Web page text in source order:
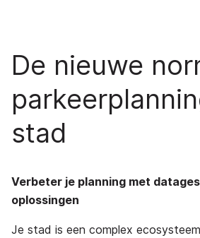
De nieuwe
stad
Verbeter je planning met
oplossingen
Je stad is een complex